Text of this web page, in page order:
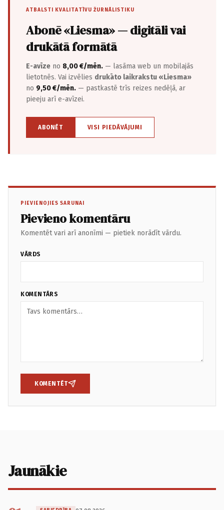
ATBALSTI KVALITATĪVU ŽURNĀLISTIKU
Abonē «Liesma» — digitāli vai
drukātā formātā
E-avīze no 8,00 €/mēn. — lasāma web un mobilajās
lietotnēs. Vai izvēlies drukāto laikrakstu «Liesma»
no 9,50 €/mēn. — pastkastē trīs reizes nedēļā, ar
pieeju arī e-avīzei.
ABONĒT VISI PIEDĀVĀJUMI
PIEVIENOJIES SARUNAI
Pievieno komentāru
Komentēt vari arī anonīmi — pietiek norādīt vārdu.
VĀRDS
KOMENTĀRS
KOMENTĒT
Jaunākie